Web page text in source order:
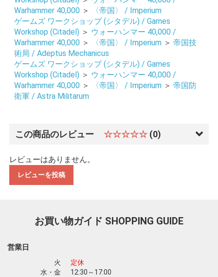
お買い物を続ける カートへ進む
Warhammer 40,000 ＞
〈帝国〉 / Imperium
ゲームズ ワークショップ (シタデル) / Games
Workshop (Citadel) ＞ ウォーハンマー 40,000 /
Warhammer 40,000 ＞ 〈帝国〉 / Imperium ＞ 帝国技
術局 / Adeptus Mechanicus
ゲームズ ワークショップ (シタデル) / Games
Workshop (Citadel) ＞ ウォーハンマー 40,000 /
Warhammer 40,000 ＞ 〈帝国〉 / Imperium ＞ 帝国防
衛軍 / Astra Militarum
この商品のレビュー ☆☆☆☆☆ (0)
レビューはありません。
レビューを投稿
お買い物ガイド SHOPPING GUIDE
営業日
火
定休
水・金
12:30～17:00